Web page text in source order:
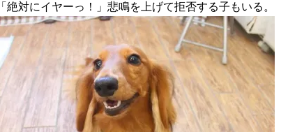
「絶対にイヤーっ！」悲鳴を上げて拒否する子もいる。